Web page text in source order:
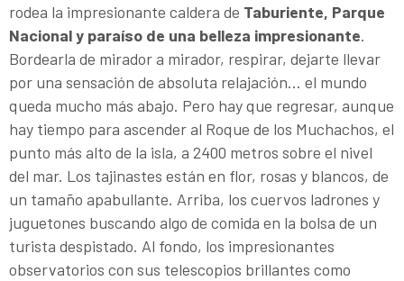
rodea la impresionante caldera de Taburiente, Parque
Nacional y paraíso de una belleza impresionante.
Bordearla de mirador a mirador, respirar, dejarte llevar
por una sensación de absoluta relajación… el mundo
queda mucho más abajo. Pero hay que regresar, aunque
hay tiempo para ascender al Roque de los Muchachos, el
punto más alto de la isla, a 2400 metros sobre el nivel
del mar. Los tajinastes están en flor, rosas y blancos, de
un tamaño apabullante. Arriba, los cuervos ladrones y
juguetones buscando algo de comida en la bolsa de un
turista despistado. Al fondo, los impresionantes
observatorios con sus telescopios brillantes como